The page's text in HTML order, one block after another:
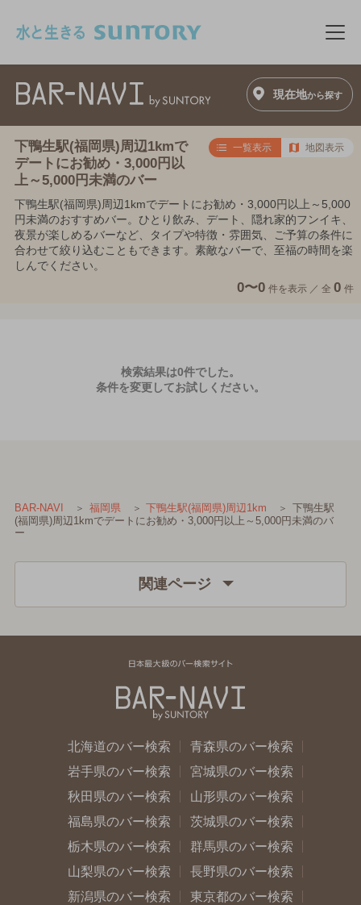
メ
現在地から探す
下鴨生駅(福岡県)周辺1kmで
デートにお勧め・3,000円以
上～5,000円未満のバー
一覧表示 地図表示
下鴨生駅(福岡県)周辺1kmでデートにお勧め・3,000円以上～5,000
円未満のおすすめバー。ひとり飲み、デート、隠れ家的フンイキ、
夜景が楽しめるバーなど、タイプや特徴・雰囲気、ご予算の条件に
合わせて絞り込むこともできます。素敵なバーで、至福の時間を楽
しんでください。
0〜0 件を表示 ／ 全 0 件
検索結果は0件でした。
条件を変更してお試しください。
BAR-NAVI 福岡県 下鴨生駅(福岡県)周辺1km
下鴨生駅
(福岡県)周辺1kmでデートにお勧め・3,000円以上～5,000円未満のバ
ー
関連ページ
北海道のバー検索
青森県のバー検索
岩手県のバー検索
宮城県のバー検索
秋田県のバー検索
山形県のバー検索
福島県のバー検索
茨城県のバー検索
栃木県のバー検索
群馬県のバー検索
山梨県のバー検索
長野県のバー検索
新潟県のバー検索
東京都のバー検索